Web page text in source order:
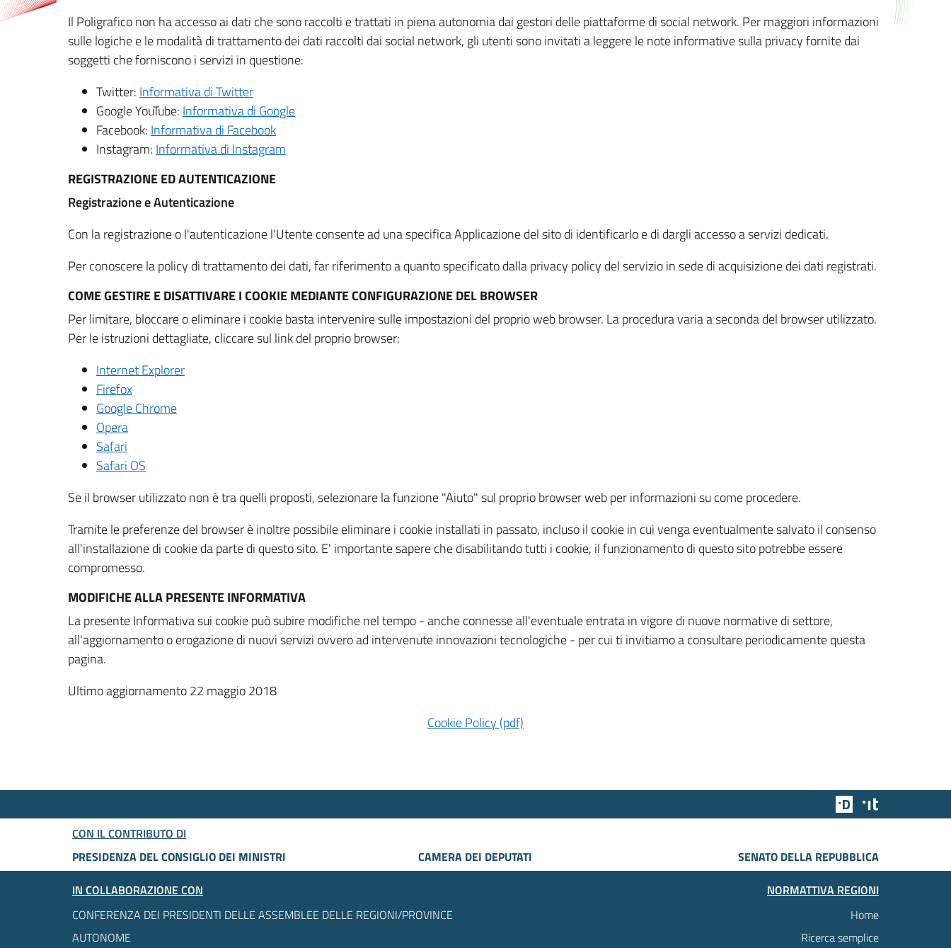
Il Poligrafico non ha accesso ai dati che sono raccolti e trattati in piena autonomia dai gestori delle piattaforme di social network. Per maggiori informazioni
sulle logiche e le modalità di trattamento dei dati raccolti dai social network, gli utenti sono invitati a leggere le note informative sulla privacy fornite dai
soggetti che forniscono i servizi in questione:
Twitter: Informativa di Twitter
Google YouTube: Informativa di Google
Facebook: Informativa di Facebook
Instagram: Informativa di Instagram
REGISTRAZIONE ED AUTENTICAZIONE
Registrazione e Autenticazione
Con la registrazione o l'autenticazione l'Utente consente ad una specifica Applicazione del sito di identificarlo e di dargli accesso a servizi dedicati.
Per conoscere la policy di trattamento dei dati, far riferimento a quanto specificato dalla privacy policy del servizio in sede di acquisizione dei dati registrati.
COME GESTIRE E DISATTIVARE I COOKIE MEDIANTE CONFIGURAZIONE DEL BROWSER
Per limitare, bloccare o eliminare i cookie basta intervenire sulle impostazioni del proprio web browser. La procedura varia a seconda del browser utilizzato.
Per le istruzioni dettagliate, cliccare sul link del proprio browser:
Internet Explorer
Firefox
Google Chrome
Opera
Safari
Safari OS
Se il browser utilizzato non è tra quelli proposti, selezionare la funzione "Aiuto" sul proprio browser web per informazioni su come procedere.
Tramite le preferenze del browser è inoltre possibile eliminare i cookie installati in passato, incluso il cookie in cui venga eventualmente salvato il consenso
all'installazione di cookie da parte di questo sito. E' importante sapere che disabilitando tutti i cookie, il funzionamento di questo sito potrebbe essere
compromesso.
MODIFICHE ALLA PRESENTE INFORMATIVA
La presente Informativa sui cookie può subire modifiche nel tempo - anche connesse all'eventuale entrata in vigore di nuove normative di settore,
all'aggiornamento o erogazione di nuovi servizi ovvero ad intervenute innovazioni tecnologiche - per cui ti invitiamo a consultare periodicamente questa
pagina.
Ultimo aggiornamento 22 maggio 2018
Cookie Policy (pdf)
Team Digitale
CON IL CONTRIBUTO DI
PRESIDENZA DEL CONSIGLIO DEI MINISTRI
CAMERA DEI DEPUTATI
SENATO DELLA REPUBBLICA
IN COLLABORAZIONE CON
CONFERENZA DEI PRESIDENTI DELLE ASSEMBLEE DELLE REGIONI/PROVINCE
AUTONOME
NORMATTIVA REGIONI
Home
Ricerca semplice